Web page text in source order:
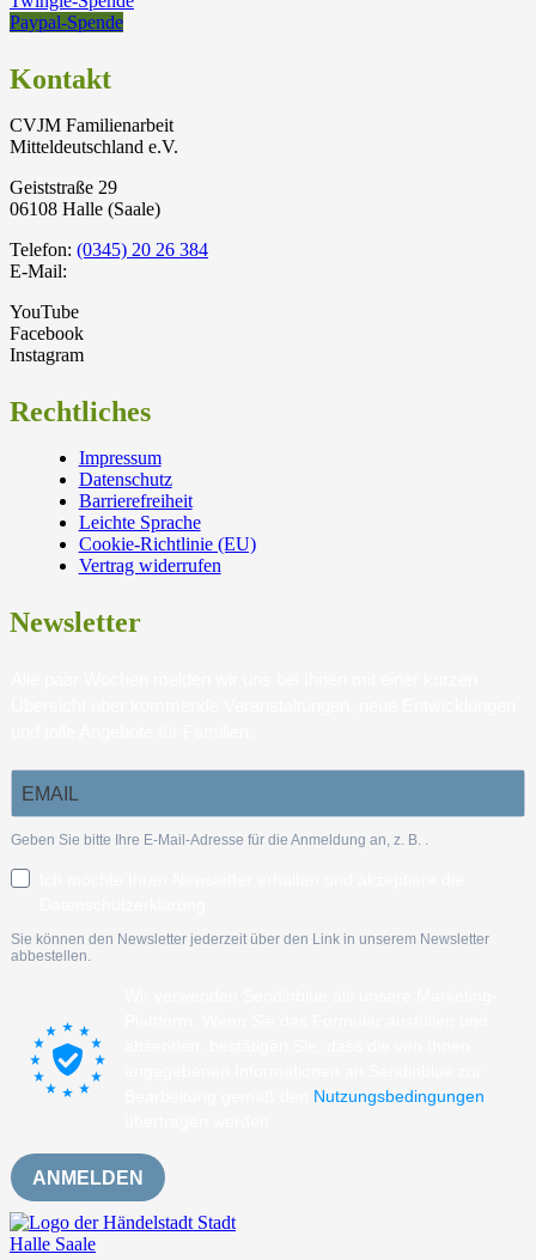
Paypal-Spende
Kontakt
CVJM Familienarbeit
Mitteldeutschland e.V.
Geiststraße 29
06108 Halle (Saale)
Telefon: (0345) 20 26 384
E-Mail:
YouTube
Facebook
Instagram
Rechtliches
Impressum
Datenschutz
Barrierefreiheit
Leichte Sprache
Cookie-Richtlinie (EU)
Vertrag widerrufen
Newsletter
Geben Sie bitte Ihre E-Mail-Adresse für die Anmeldung an, z. B. .
Sie können den Newsletter jederzeit über den Link in unserem Newsletter
abbestellen.
Nutzungsbedingungen
ANMELDEN